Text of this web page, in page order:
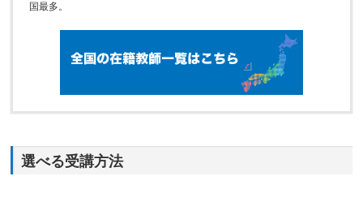
国最多。
選べる受講方法